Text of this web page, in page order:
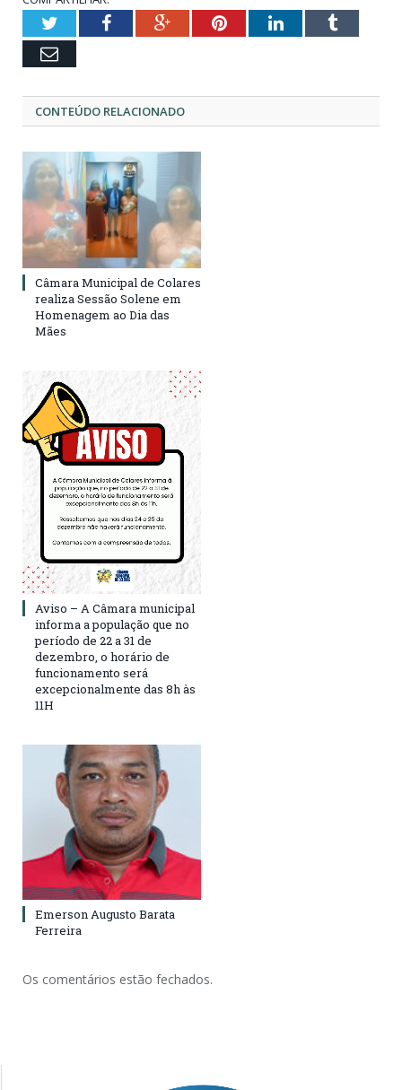
TwitterFacebookGoogle+PinterestLinkedInTumblr
Email
CONTEÚDO RELACIONADO
Câmara Municipal de Colares
realiza Sessão Solene em
Homenagem ao Dia das
Mães
Aviso – A Câmara municipal
informa a população que no
período de 22 a 31 de
dezembro, o horário de
funcionamento será
excepcionalmente das 8h às
11H
Emerson Augusto Barata
Ferreira
Os comentários estão fechados.